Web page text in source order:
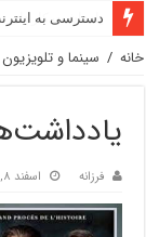
دسترسی به
خانه / سینما و تلویزیون
فرزانه اسفند ۸, ۱۴۰۴